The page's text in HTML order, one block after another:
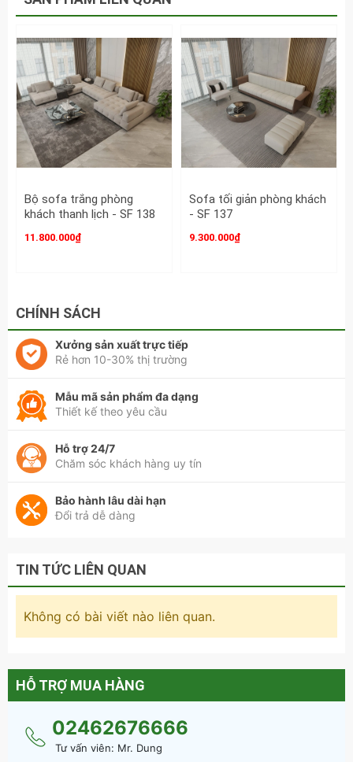
thẩm mỹ, chất liệu bền bỉ
của Sofa da cao cấp
phòng khách - SF 102
Sofa da cao cấp phòng khách - SF 102 phù hợp cho không
gian nội thất hiện đại
Bộ sofa trắng phòng
khách thanh lịch - SF 138
11.800.000₫
Sofa tối giản phòng khách
- SF 137
9.300.000₫
CHÍNH SÁCH
Xưởng sản xuất trực tiếp
Rẻ hơn 10-30% thị trường
Mẫu mã sản phẩm đa dạng
Thiết kế theo yêu cầu
Hỗ trợ 24/7
Chăm sóc khách hàng uy tín
Bảo hành lâu dài hạn
Đổi trả dễ dàng
TIN TỨC LIÊN QUAN
Không có bài viết nào liên quan.
HỖ TRỢ MUA HÀNG
02462676666
Tư vấn viên: Mr. Dung